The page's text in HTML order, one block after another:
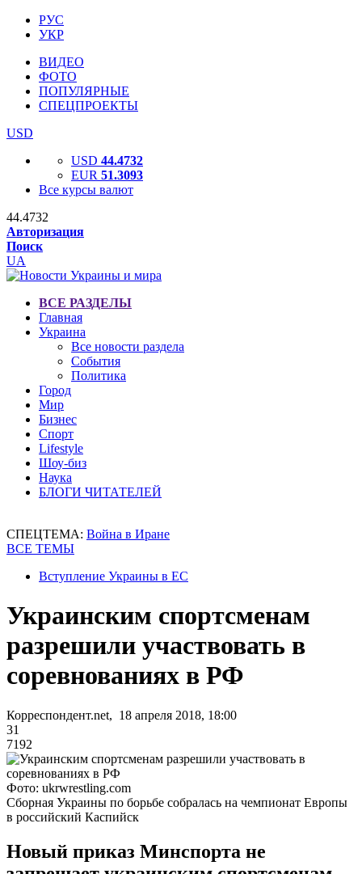
РУС
УКР
ВИДЕО
ФОТО
ПОПУЛЯРНЫЕ
СПЕЦПРОЕКТЫ
USD
USD 44.4732
EUR 51.3093
Все курсы валют
44.4732
Авторизация
Поиск
UA
ВСЕ РАЗДЕЛЫ
Главная
Украина
Все новости раздела
События
Политика
Город
Мир
Бизнес
Спорт
Lifestyle
Шоу-биз
Наука
БЛОГИ ЧИТАТЕЛЕЙ
СПЕЦТЕМА: Война в Иране
ВСЕ ТЕМЫ
Вступление Украины в ЕС
Украинским спортсменам
разрешили участвовать в
соревнованиях в РФ
Корреспондент.net, 18 апреля 2018, 18:00
31
7192
Фото: ukrwrestling.com
Сборная Украины по борьбе собралась на чемпионат Европы
в российский Каспийск
Новый приказ Минспорта не